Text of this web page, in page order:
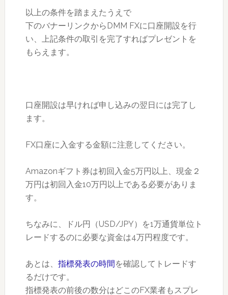
以上の条件を踏まえたうえで
下のバナーリンクからDMM FXに口座開設を行
い、上記条件の取引を完了すればプレゼントを
もらえます。
口座開設は早ければ申し込みの翌日には完了し
ます。
FX口座に入金する金額に注意してください。
Amazonギフト券は初回入金5万円以上、現金２
万円は初回入金10万円以上である必要がありま
す。
ちなみに、ドル円（USD/JPY）を1万通貨単位ト
レードするのに必要な資金は4万円程度です。
あとは、 指標発表の時間 を確認してトレードす
るだけです。
指標発表の前後の数分はどこのFX業者もスプレ